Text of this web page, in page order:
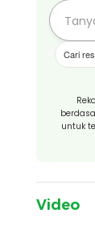
Cari
untuk
Video